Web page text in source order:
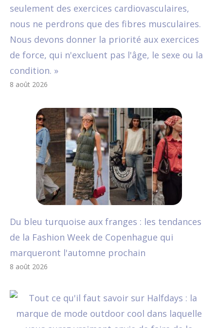
seulement des exercices cardiovasculaires,
nous ne perdrons que des fibres musculaires.
Nous devons donner la priorité aux exercices
de force, qui n'excluent pas l'âge, le sexe ou la
condition. »
8 août 2026
Du bleu turquoise aux franges : les tendances
de la Fashion Week de Copenhague qui
marqueront l'automne prochain
8 août 2026